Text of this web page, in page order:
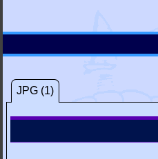
JPG (1)